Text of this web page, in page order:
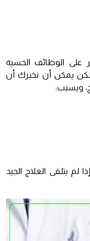
على الوظائف الحسية
يمكن أن نخبرك أن
ويسبب:
يتلقى العلاج الجيد